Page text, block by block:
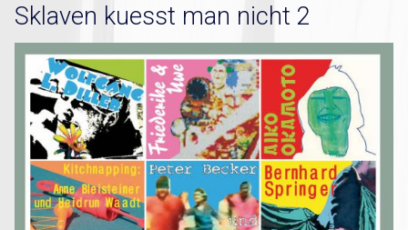
Sklaven kuesst man nicht 2